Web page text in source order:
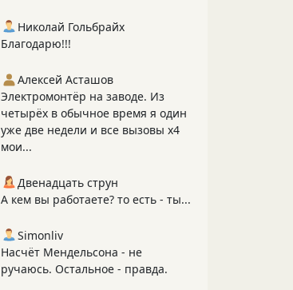
Николай Гольбрайх
Благодарю!!!
Алексей Асташов
Электромонтёр на заводе. Из
четырёх в обычное время я один
уже две недели и все вызовы х4
мои...
Двенадцать струн
А кем вы работаете? то есть - ты...
Simonliv
Насчёт Мендельсона - не
ручаюсь. Остальное - правда.